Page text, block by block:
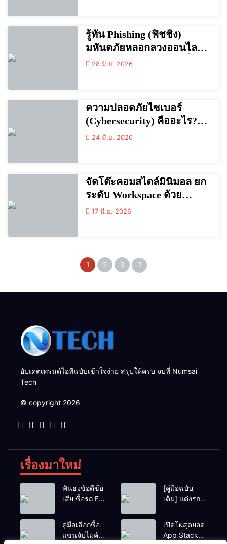
รู้ทัน Phishing (ฟิชชิง)
มหันตภัยหลอกลวงออนไลน์
คืออะไร และวิธีสังเกตเพื่อ
28 มิ.ย. 2026
ความปลอดภัยไซเบอร์
(Cybersecurity) คืออะไร?
ทำไมถึงสำคัญ และวิธีป้องกัน
24 มิ.ย. 2026
จัดโต๊ะคอมสไตล์มินิมอล ยก
ระดับ Workspace ด้วย
Mechanical Keyboard 65% /
17 มิ.ย. 2026
1 2 3
อัปเดตเทรนด์ไอทีฉบับเข้าใจง่าย สรุปให้ครบ จบที่ Numsai
Tech
© copyright 2026
เรื่องมาใหม่
ฟันธงข้อดีข้อ
เสีย ซื้อรถ EV
Eco Car ช่วง
เรียนมหา’ลัย
แบบไหนเวิร์
[คู่มือฉบับ
เต็ม] แต่งรถ
Y2K! งบหลัก
พัน (ไม่เกิน
หมื่น) ให้น่า
คู่มือเลือกซื้อ
แขนจับไมค์
เปิดโผสุดยอด
App Stack